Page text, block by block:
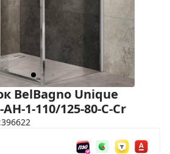
BelBagno Unique
1-110/125-80-C-Cr
396622